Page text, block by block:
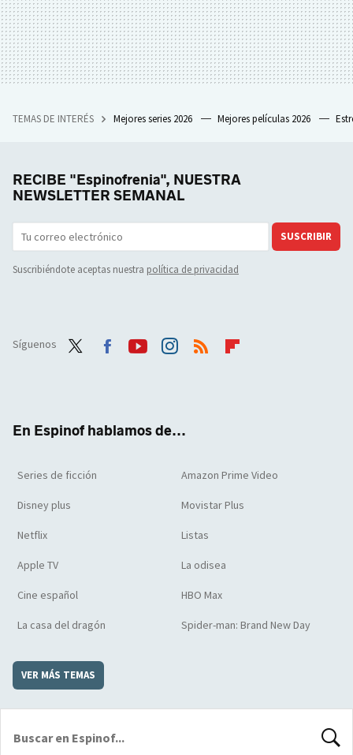
TEMAS DE INTERÉS Mejores series 2026 Mejores películas 2026
RECIBE "Espinofrenia", NUESTRA
NEWSLETTER SEMANAL
SUSCRIBIR
Suscribiéndote aceptas nuestra política de privacidad
Síguenos
En Espinof hablamos de...
Series de ficción Amazon Prime Video
Disney plus Movistar Plus
Netflix Listas
Apple TV La odisea
Cine español HBO Max
La casa del dragón Spider-man: Brand New Day
VER MÁS TEMAS